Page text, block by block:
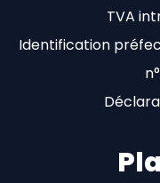
TVA
Identification